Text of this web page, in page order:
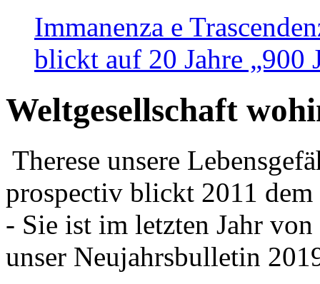
Immanenza e
blickt auf 20 Jahre „900
Weltgesellschaft
Therese unsere
prospectiv blickt 2011
- Sie ist im letzten Jahr
unser Neujahrsbulletin